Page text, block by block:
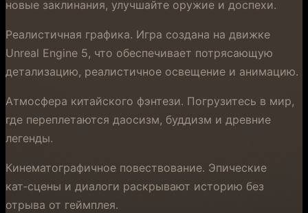
новые заклинания, улучшайте оружие и доспехи.
Реалистичная графика. Игра создана на движке
Unreal Engine 5, что обеспечивает потрясающую
детализацию, реалистичное освещение и анимацию.
Атмосфера китайского фэнтези. Погрузитесь в мир,
где переплетаются даосизм, буддизм и древние
легенды.
Кинематографичное повествование. Эпические
кат‑сцены и диалоги раскрывают историю без
отрыва от геймплея.